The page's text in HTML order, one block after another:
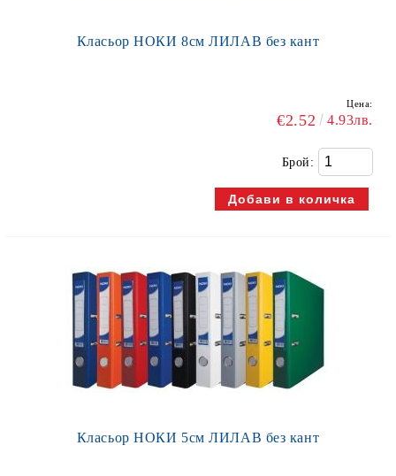
Класьор НОКИ 8см ЛИЛАВ без кант
Цена:
€2.52 4.93лв.
Брой:
Класьор НОКИ 5см ЛИЛАВ без кант